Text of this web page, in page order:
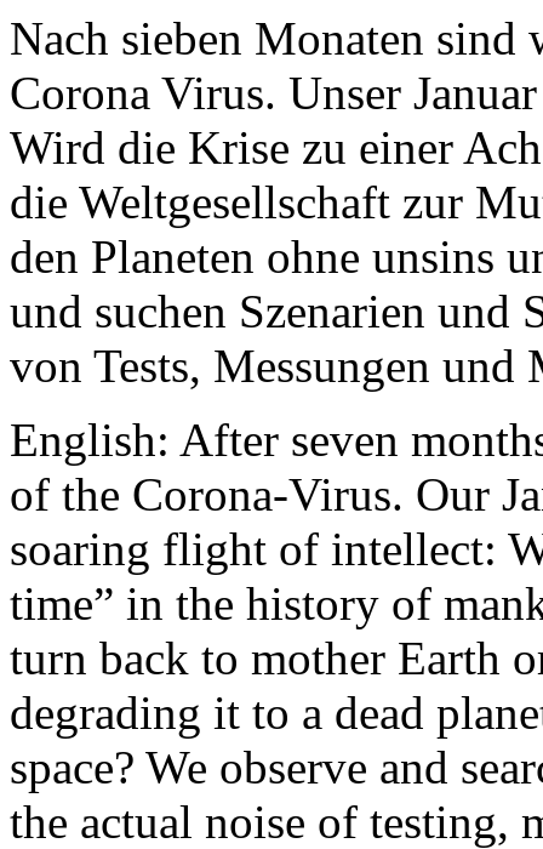
Nach sieben Monaten
Corona Virus. Unser
Wird die Krise zu einer
die Weltgesellschaft zur
den Planeten ohne unsins
und suchen Szenarien und
von Tests, Messungen und
English: After seven
of the Corona-Virus. Our
soaring flight of intellect:
time” in the history of
turn back to mother Earth
degrading it to a dead
space? We observe and
the actual noise of testing,